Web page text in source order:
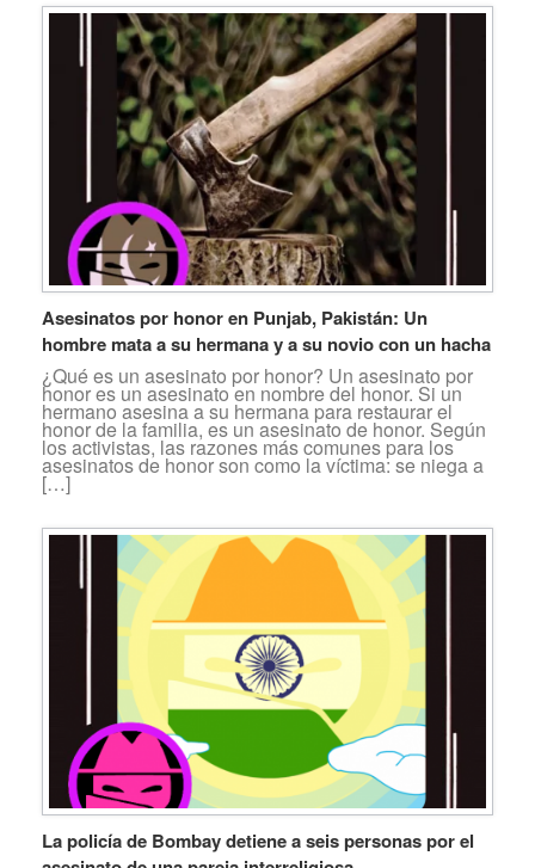
Asesinatos por honor en Punjab, Pakistán: Un
hombre mata a su hermana y a su novio con un hacha
¿Qué es un asesinato por honor? Un asesinato por
honor es un asesinato en nombre del honor. Si un
hermano asesina a su hermana para restaurar el
honor de la familia, es un asesinato de honor. Según
los activistas, las razones más comunes para los
asesinatos de honor son como la víctima: se niega a
[…]
La policía de Bombay detiene a seis personas por el